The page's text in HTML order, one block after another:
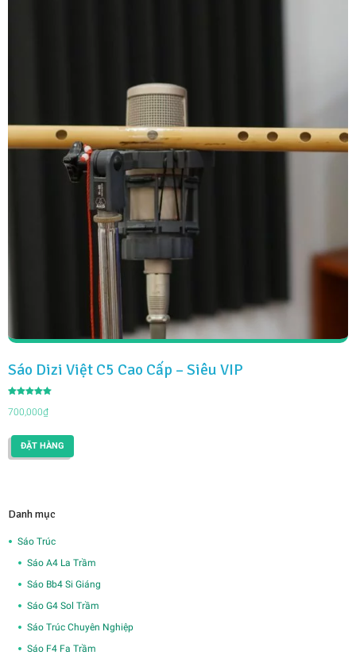
Sáo Dizi Việt C5 Cao Cấp – Siêu VIP
hạng
700,000₫
ĐẶT HÀNG
Danh mục
Sáo Trúc
Sáo A4 La Trầm
Sáo Bb4 Si Giáng
Sáo G4 Sol Trầm
Sáo Trúc Chuyên Nghiệp
Sáo F4 Fa Trầm